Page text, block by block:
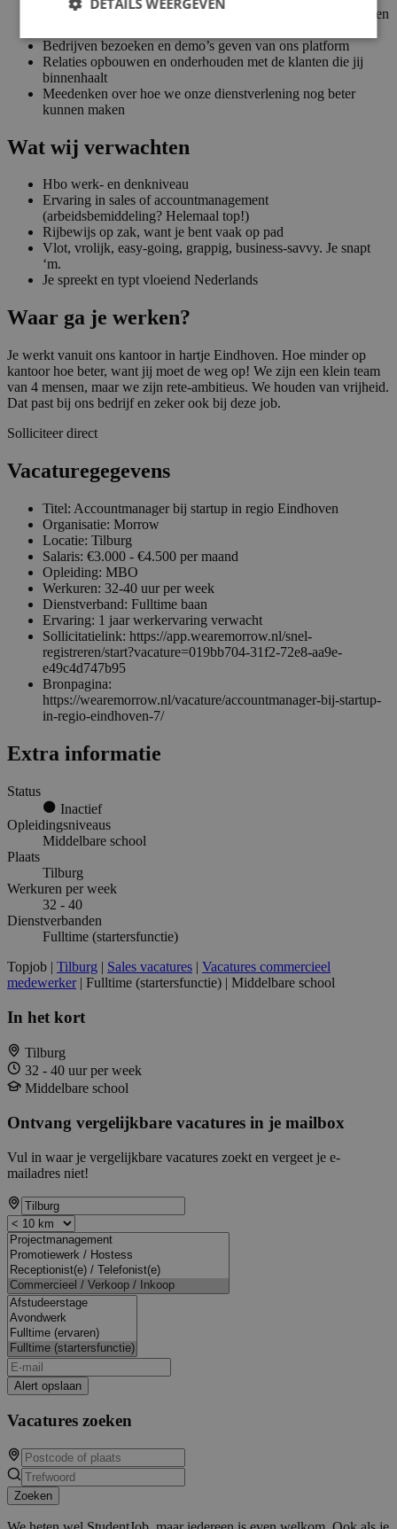
Actief werkgevers benaderen en enthousiast maken (koude en
Bedrijven bezoeken en demo’s geven van ons platform
Relaties opbouwen en onderhouden met de klanten die jij
binnenhaalt
Meedenken over hoe we onze dienstverlening nog beter
kunnen maken
Wat wij verwachten
Hbo werk- en denkniveau
Ervaring in sales of accountmanagement
(arbeidsbemiddeling? Helemaal top!)
Rijbewijs op zak, want je bent vaak op pad
Vlot, vrolijk, easy-going, grappig, business-savvy. Je snapt
‘m.
Je spreekt en typt vloeiend Nederlands
Waar ga je werken?
Je werkt vanuit ons kantoor in hartje Eindhoven. Hoe minder op
kantoor hoe beter, want jij moet de weg op! We zijn een klein team
van 4 mensen, maar we zijn rete-ambitieus. We houden van vrijheid.
Dat past bij ons bedrijf en zeker ook bij deze job.
Solliciteer direct
Vacaturegegevens
Titel: Accountmanager bij startup in regio Eindhoven
Organisatie: Morrow
Locatie: Tilburg
Salaris: €3.000 - €4.500 per maand
Opleiding: MBO
Werkuren: 32-40 uur per week
Dienstverband: Fulltime baan
Ervaring: 1 jaar werkervaring verwacht
Sollicitatielink: https://app.wearemorrow.nl/snel-
registreren/start?vacature=019bb704-31f2-72e8-aa9e-
e49c4d747b95
Bronpagina:
https://wearemorrow.nl/vacature/accountmanager-bij-startup-
in-regio-eindhoven-7/
Extra informatie
Status
Inactief
Opleidingsniveaus
Middelbare school
Plaats
Tilburg
Werkuren per week
32 - 40
Dienstverbanden
Fulltime (startersfunctie)
Topjob | Tilburg | Sales vacatures | Vacatures commercieel
medewerker| Fulltime (startersfunctie) | Middelbare school
In het kort
Tilburg
32 - 40 uur per week
Middelbare school
Ontvang vergelijkbare vacatures in je mailbox
Vul in waar je vergelijkbare vacatures zoekt en vergeet je e-
mailadres niet!
Alert opslaan
Vacatures zoeken
Zoeken
DETAILS WEERGEVEN